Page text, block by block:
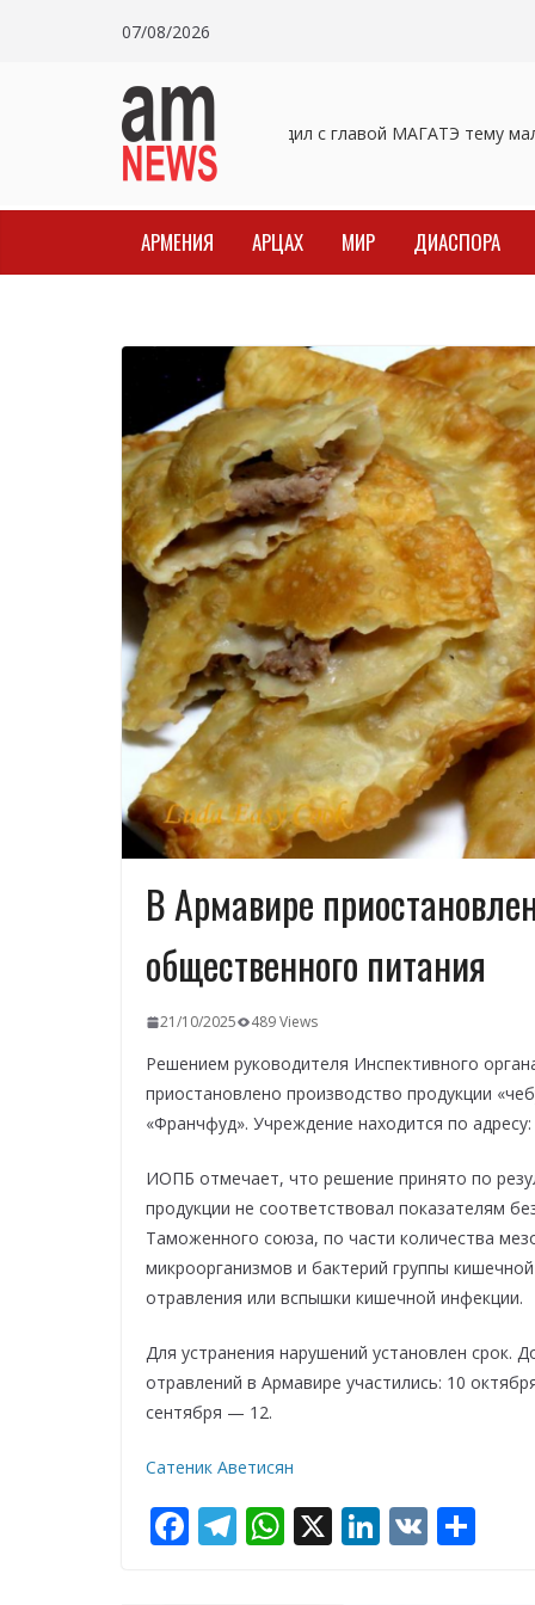
07/08/2026
Пашинян обсудил с главой МАГАТЭ тему
АРМЕНИЯ АРЦАХ МИР ДИАСПОРА
В Армавире
общественного питания
21/10/2025 489 Views
Решением руководителя Инспективного
приостановлено производство продукции
«Франчфуд». Учреждение находится по
ИОПБ отмечает, что решение принято по
продукции не соответствовал показателям
Таможенного союза, по части количества
микроорганизмов и бактерий группы
отравления или вспышки кишечной инфекции.
Для устранения нарушений установлен срок.
отравлений в Армавире участились: 10
сентября — 12.
Сатеник Аветисян
F T W X Li V